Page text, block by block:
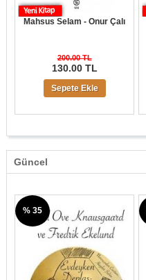
Mahsus Selam - Onur Çalı
200.00 TL
130.00 TL
Sepete Ekle
Güncel
% 35